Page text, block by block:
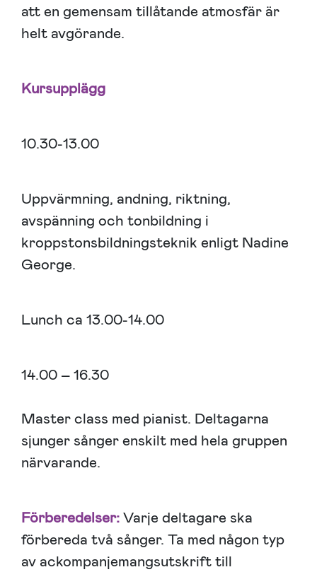
att en gemensam tillåtande atmosfär är
helt avgörande.
Kursupplägg
10.30-13.00
Uppvärmning, andning, riktning,
avspänning och tonbildning i
kroppstonsbildningsteknik enligt Nadine
George.
Lunch ca 13.00-14.00
14.00 – 16.30
Master class med pianist. Deltagarna
sjunger sånger enskilt med hela gruppen
närvarande.
Förberedelser:Varje deltagare ska
förbereda två sånger. Ta med någon typ
av ackompanjemangsutskrift till